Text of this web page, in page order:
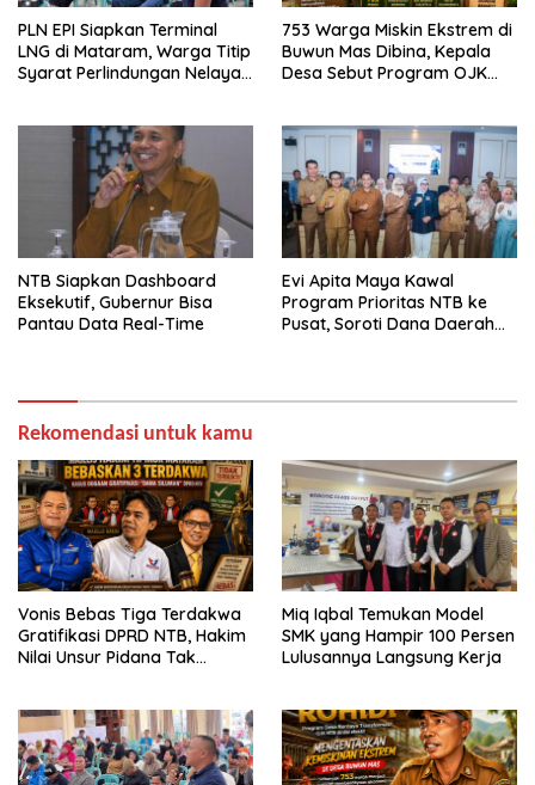
PLN EPI Siapkan Terminal
LNG di Mataram, Warga Titip
Syarat Perlindungan Nelayan
753 Warga Miskin Ekstrem di
Buwun Mas Dibina, Kepala
Desa Sebut Program OJK
NTB Siapkan Dashboard
Eksekutif, Gubernur Bisa
Pantau Data Real-Time
Evi Apita Maya Kawal
Program Prioritas NTB ke
Pusat, Soroti Dana Daerah
Rekomendasi untuk kamu
Vonis Bebas Tiga Terdakwa
Gratifikasi DPRD NTB, Hakim
Nilai Unsur Pidana Tak
Miq Iqbal Temukan Model
SMK yang Hampir 100 Persen
Lulusannya Langsung Kerja